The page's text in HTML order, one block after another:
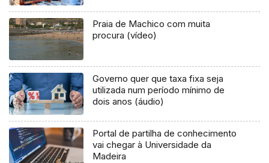
Praia de Machico com muita
procura (vídeo)
Governo quer que taxa fixa seja
utilizada num período mínimo de
dois anos (áudio)
Portal de partilha de conhecimento
vai chegar à Universidade da
Madeira